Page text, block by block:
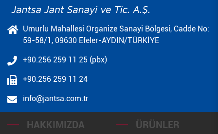
Umurlu Mahallesi Organize Sanayi Bölgesi, Cadde No:
59-58/1, 09630 Efeler-AYDIN/TÜRKİYE
+90.256 259 11 25 (pbx)
+90.256 259 11 24
info@jantsa.com.tr
HAKKIMIZDA ÜRÜNLER